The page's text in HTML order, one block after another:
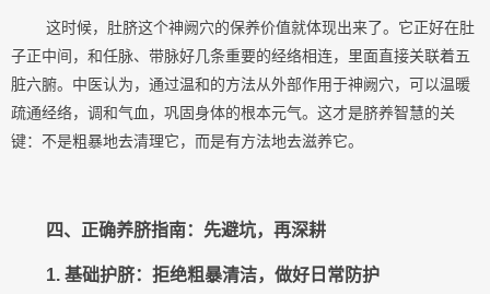
这时候，肚脐这个神阙穴的保养价值就体现出来了。它正好在肚
子正中间，和任脉、带脉好几条重要的经络相连，里面直接关联着五
脏六腑。中医认为，通过温和的方法从外部作用于神阙穴，可以温暖
疏通经络，调和气血，巩固身体的根本元气。这才是脐养智慧的关
键：不是粗暴地去清理它，而是有方法地去滋养它。
四、正确养脐指南：先避坑，再深耕
1. 基础护脐：拒绝粗暴清洁，做好日常防护